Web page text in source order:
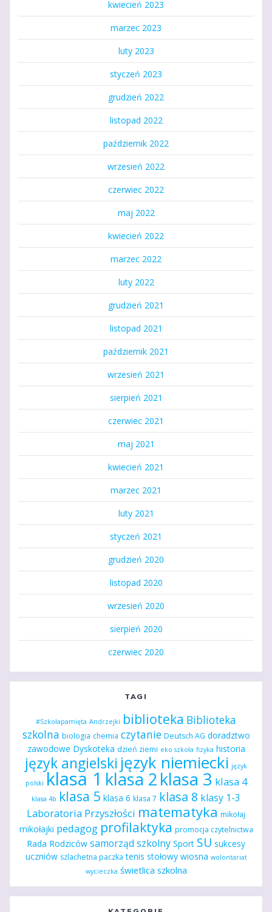
kwiecień 2023
marzec 2023
luty 2023
styczeń 2023
grudzień 2022
listopad 2022
październik 2022
wrzesień 2022
czerwiec 2022
maj 2022
kwiecień 2022
marzec 2022
luty 2022
grudzień 2021
listopad 2021
październik 2021
wrzesień 2021
sierpień 2021
czerwiec 2021
maj 2021
kwiecień 2021
marzec 2021
luty 2021
styczeń 2021
grudzień 2020
listopad 2020
wrzesień 2020
sierpień 2020
czerwiec 2020
TAGI
#Szkołapamięta Andrzejki biblioteka Biblioteka
szkolna biologia chemia czytanie Deutsch AG doradztwo
zawodowe Dyskoteka dzień ziemi eko szkoła fizyka historia
język angielski język niemiecki język
polski klasa 1 klasa 2klasa 3 klasa 4
klasa 4b klasa 5 klasa 6 klasa 7 klasa 8 klasy 1-3
Laboratoria Przyszłości matematyka mikołaj
mikołajki pedagog profilaktyka promocja czytelnictwa
Rada Rodziców samorząd szkolny Sport SU sukcesy
uczniów szlachetna paczka tenis stołowy wiosna wolontariat
wycieczka świetlica szkolna